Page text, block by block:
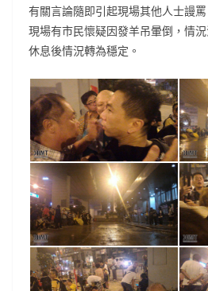
有關言論隨即引起現場其他人士謾
現場有市民懷疑因發羊吊暈倒，情
休息後情況轉為穩定。